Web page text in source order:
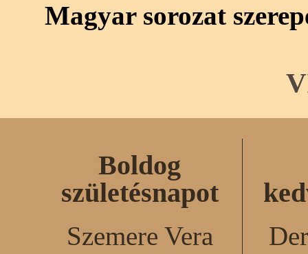
Magyar sorozat
Boldog
születésnapot
Szemere Vera